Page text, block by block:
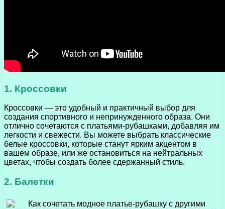
1. Кроссовки
Кроссовки — это удобный и практичный выбор для
создания спортивного и непринужденного образа. Они
отлично сочетаются с платьями-рубашками, добавляя им
легкости и свежести. Вы можете выбрать классические
белые кроссовки, которые станут ярким акцентом в
вашем образе, или же остановиться на нейтральных
цветах, чтобы создать более сдержанный стиль.
2. Балетки